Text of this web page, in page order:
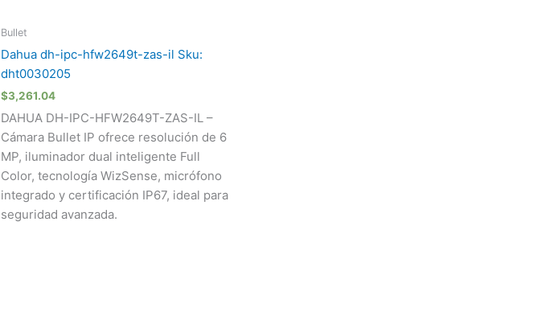
Bullet
Dahua dh-ipc-hfw2649t-zas-il Sku:
dht0030205
$3,261.04
DAHUA DH-IPC-HFW2649T-ZAS-IL –
Cámara Bullet IP ofrece resolución de 6
MP, iluminador dual inteligente Full
Color, tecnología WizSense, micrófono
integrado y certificación IP67, ideal para
seguridad avanzada.